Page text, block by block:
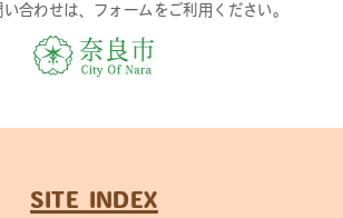
い合わせは、フォームをご利用ください。
SITE INDEX